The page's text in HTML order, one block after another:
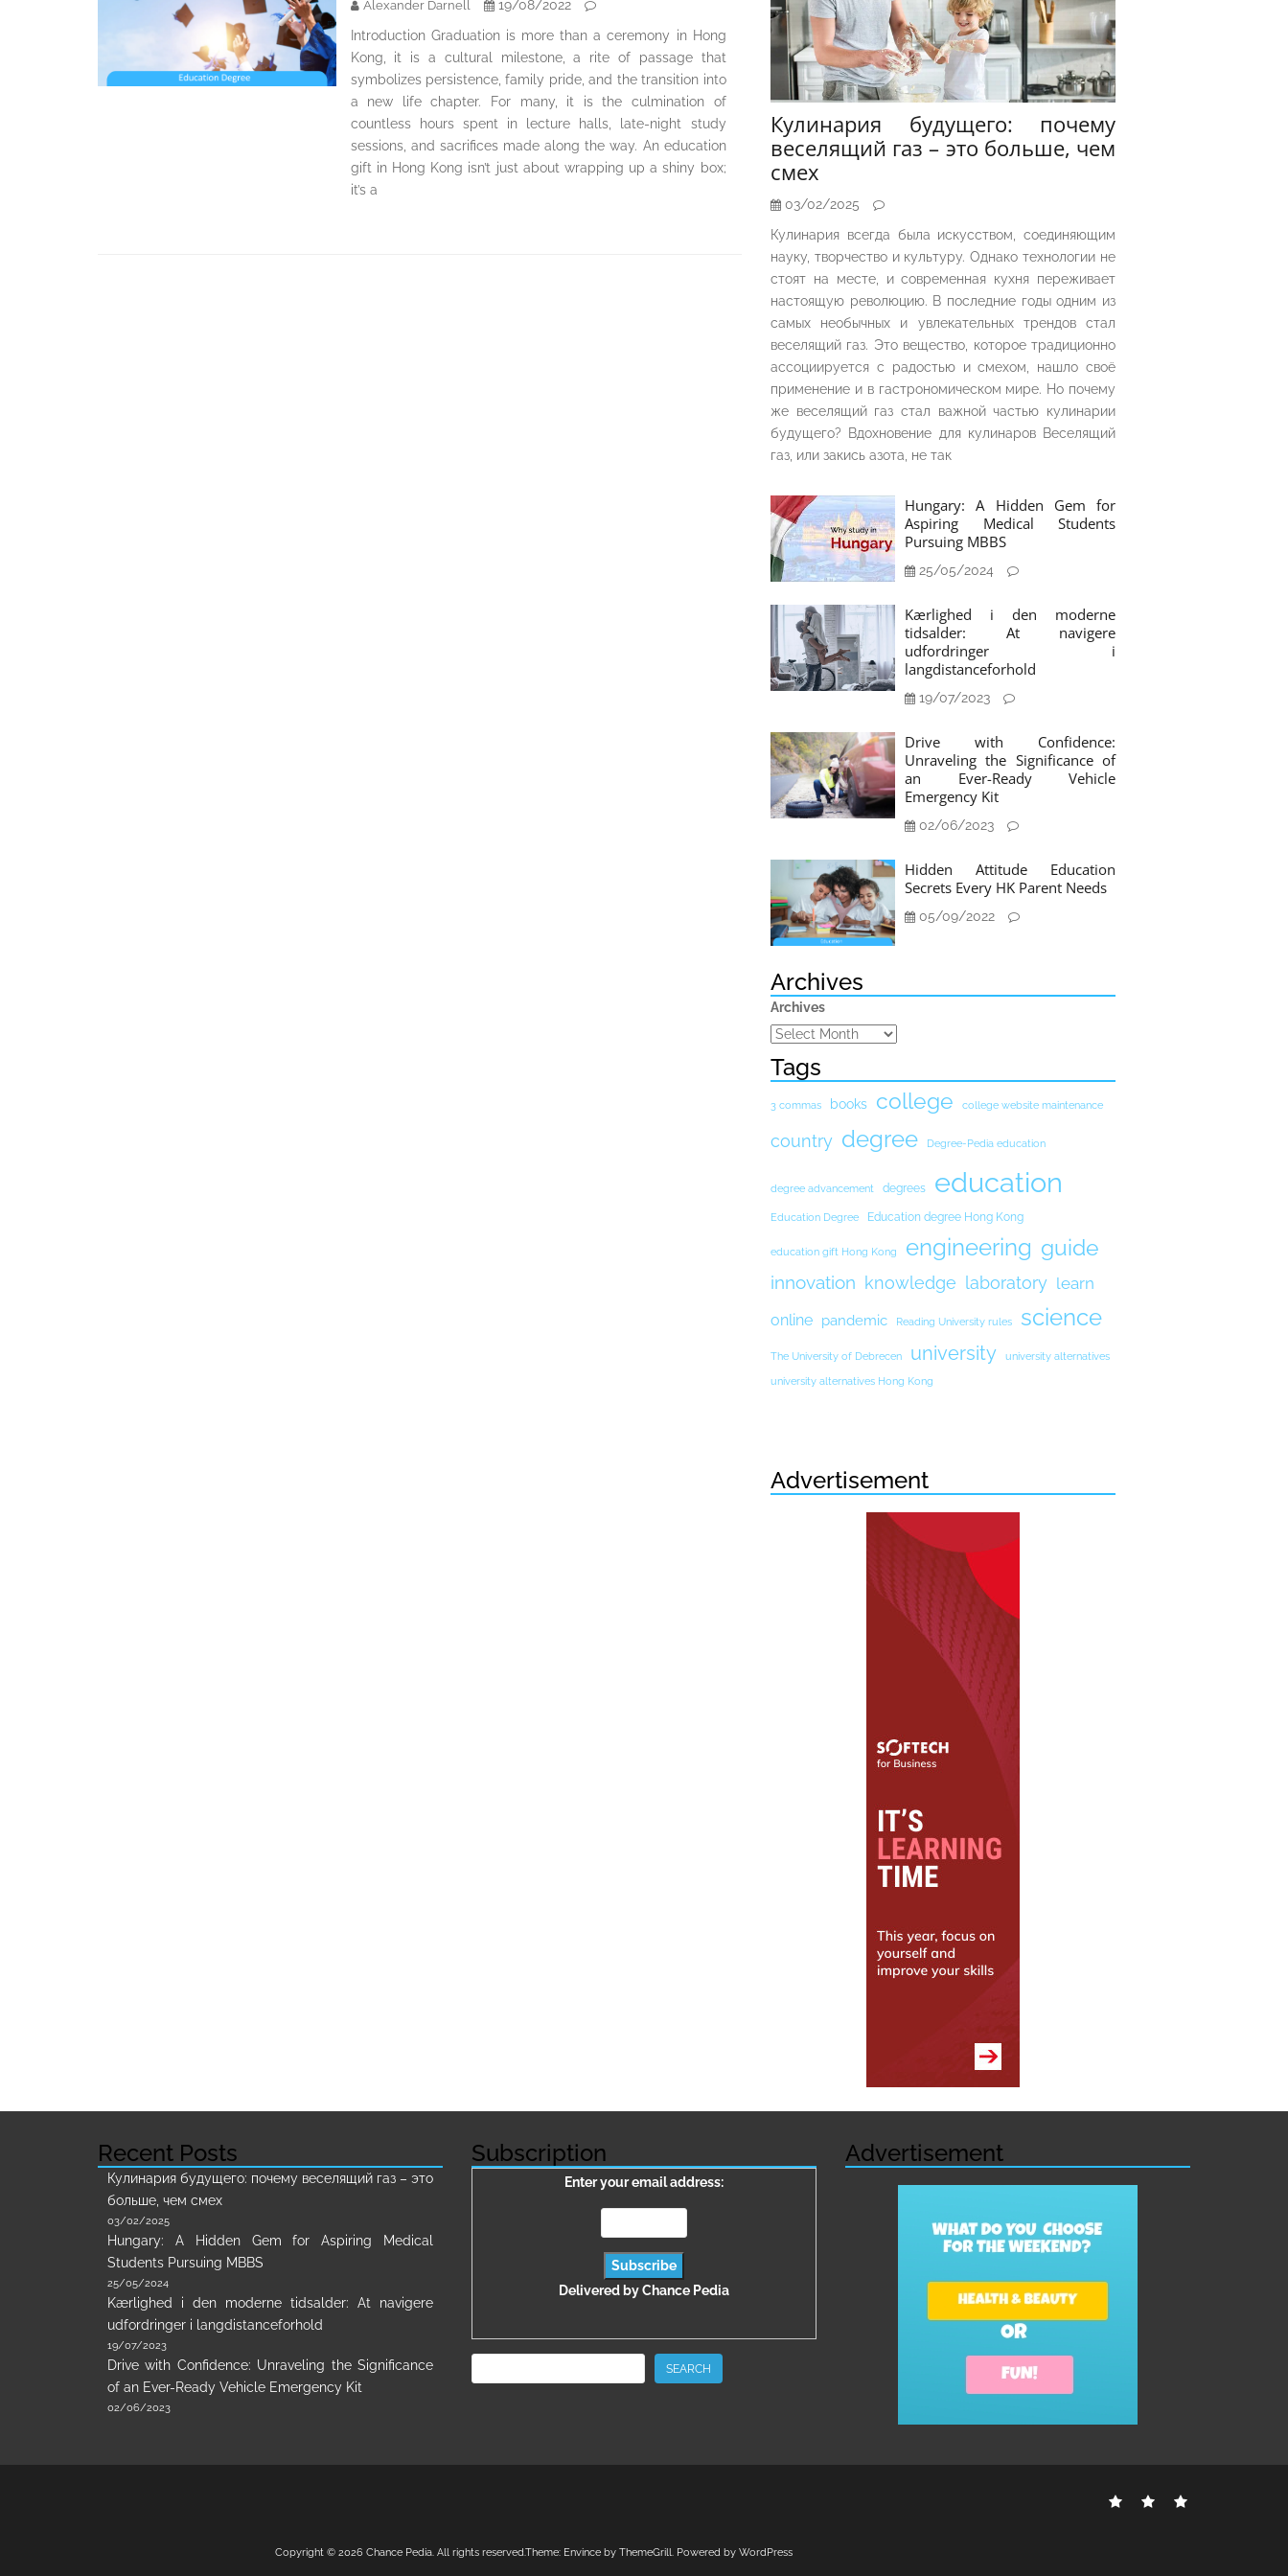
Alexander Darnell
19/08/2022
Introduction Graduation is more than a ceremony in Hong
Kong, it is a cultural milestone, a rite of passage that
symbolizes persistence, family pride, and the transition into
a new life chapter. For many, it is the culmination of
countless hours spent in lecture halls, late-night study
sessions, and sacrifices made along the way. An education
gift in Hong Kong isn’t just about wrapping up a shiny box;
it’s a
Кулинария будущего: почему
веселящий газ – это больше, чем
смех
03/02/2025
Кулинария всегда была искусством, соединяющим
науку, творчество и культуру. Однако технологии не
стоят на месте, и современная кухня переживает
настоящую революцию. В последние годы одним из
самых необычных и увлекательных трендов стал
веселящий газ. Это вещество, которое традиционно
ассоциируется с радостью и смехом, нашло своё
применение и в гастрономическом мире. Но почему
же веселящий газ стал важной частью кулинарии
будущего? Вдохновение для кулинаров Веселящий
газ, или закись азота, не так
Hungary: A Hidden Gem for
Aspiring Medical Students
Pursuing MBBS
25/05/2024
Kærlighed i den moderne
tidsalder: At navigere
udfordringer i
langdistanceforhold
19/07/2023
Drive with Confidence:
Unraveling the Significance of
an Ever-Ready Vehicle
Emergency Kit
02/06/2023
Hidden Attitude Education
Secrets Every HK Parent Needs
05/09/2022
Archives
Archives
Tags
3 commas books college college website maintenance
country degree Degree-Pedia education
degree advancement degrees education
Education Degree Education degree Hong Kong
education gift Hong Kong engineering guide
innovation knowledge laboratory learn
online pandemic Reading University rules science
The University of Debrecen university university alternatives
university alternatives Hong Kong
Advertisement
Recent Posts
Кулинария будущего: почему веселящий газ – это
больше, чем смех
03/02/2025
Hungary: A Hidden Gem for Aspiring Medical
Students Pursuing MBBS
25/05/2024
Kærlighed i den moderne tidsalder: At navigere
udfordringer i langdistanceforhold
19/07/2023
Drive with Confidence: Unraveling the Significance
of an Ever-Ready Vehicle Emergency Kit
02/06/2023
Subscription
Enter your email address:
Delivered byChance Pedia
SEARCH
Advertisement
ContactDisclosure
Copyright © 2026 Chance Pedia. All rights reserved.Theme: Envince by ThemeGrill. Powered by WordPress